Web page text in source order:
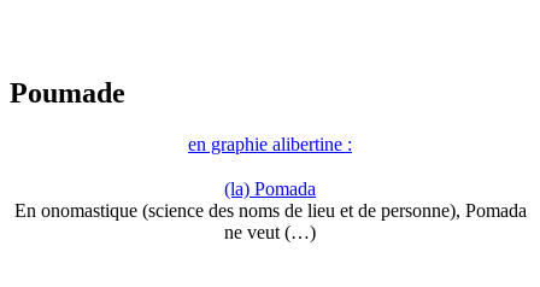
Poumade
en graphie alibertine :
(la) Pomada
En onomastique (science des noms de lieu et de personne), Pomada
ne veut (…)